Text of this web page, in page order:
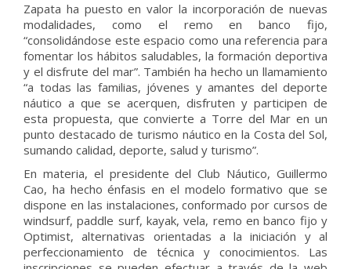
Zapata ha puesto en valor la incorporación de nuevas
modalidades, como el remo en banco fijo,
“consolidándose este espacio como una referencia para
fomentar los hábitos saludables, la formación deportiva
y el disfrute del mar”. También ha hecho un llamamiento
“a todas las familias, jóvenes y amantes del deporte
náutico a que se acerquen, disfruten y participen de
esta propuesta, que convierte a Torre del Mar en un
punto destacado de turismo náutico en la Costa del Sol,
sumando calidad, deporte, salud y turismo”.
En materia, el presidente del Club Náutico, Guillermo
Cao, ha hecho énfasis en el modelo formativo que se
dispone en las instalaciones, conformado por cursos de
windsurf, paddle surf, kayak, vela, remo en banco fijo y
Optimist, alternativas orientadas a la iniciación y al
perfeccionamiento de técnica y conocimientos. Las